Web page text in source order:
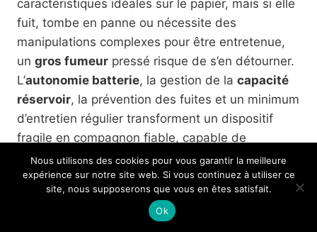
caractéristiques idéales sur le papier, mais si elle
fuit, tombe en panne ou nécessite des
manipulations complexes pour être entretenue,
un gros fumeur pressé risque de s’en détourner.
L’autonomie batterie, la gestion de la capacité
réservoir, la prévention des fuites et un minimum
d’entretien régulier transforment un dispositif
fragile en compagnon fiable, capable de
remplacer la cigarette à longueur de journée.
Sur la partie batterie, privilégier une charge via
USB-C rapide et, si possible, une puissance
Nous utilisons des cookies pour vous garantir la meilleure
expérience sur notre site web. Si vous continuez à utiliser ce
site, nous supposerons que vous en êtes satisfait.
Ok